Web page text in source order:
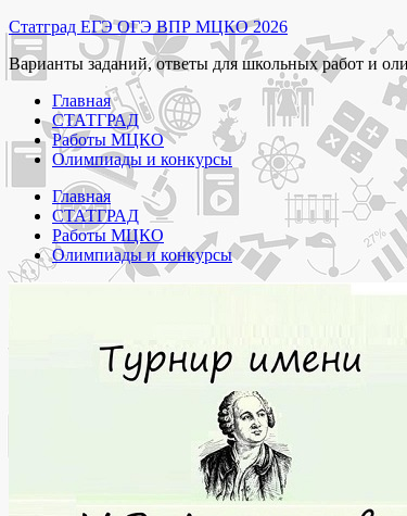
Перейти
к
содержимому
Статград ЕГЭ ОГЭ ВПР МЦКО 2026
Варианты заданий, ответы для школьных работ и
Главная
СТАТГРАД
Работы МЦКО
Олимпиады и конкурсы
Главная
СТАТГРАД
Работы МЦКО
Олимпиады и конкурсы